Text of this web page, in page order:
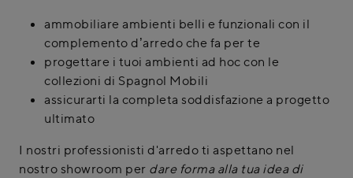
ammobiliare ambienti belli e funzionali con il
complemento d’arredo che fa per te
progettare i tuoi ambienti ad hoc con le
collezioni di Spagnol Mobili
assicurarti la completa soddisfazione a progetto
ultimato
I nostri professionisti d'arredo ti aspettano nel
nostro showroom per dare forma alla tua idea di